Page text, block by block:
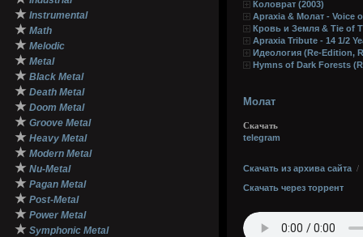
★ Instrumental
★ Math
★ Melodic
★ Metal
★ Black Metal
★ Death Metal
★ Doom Metal
★ Groove Metal
★ Heavy Metal
★ Modern Metal
★ Nu-Metal
★ Pagan Metal
★ Post-Metal
★ Power Metal
★ Symphonic Metal
Коловрат (2003)
Apraxia & Молат - Voice
Кровь и Земля & Tie of
Apraxia Tribute - 14 1/2
Идеология (Re-Edition,
Hymns of Dark Forests
Молат
Скачать
telegram
Скачать из архива сайта /
Скачать через торрент